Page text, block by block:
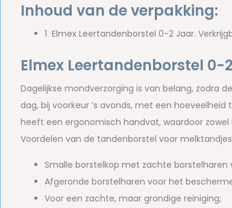
Inhoud van de verpakking:
1 Elmex Leertandenborstel 0-2 Jaar.
Elmex Leertandenborstel 0-
Dagelijkse mondverzorging is van belang, zodra
dag, bij voorkeur ’s avonds, met een
heeft een ergonomisch handvat, waardoor
Voordelen van de tandenborstel voor
Smalle borstelkop met zachte borstelharen
Afgeronde borstelharen voor het
Voor een zachte, maar grondige reiniging;